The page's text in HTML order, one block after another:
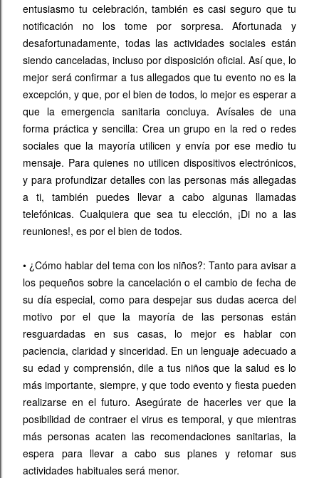
entusiasmo tu celebración, también es casi seguro que tu
notificación no los tome por sorpresa. Afortunada y
desafortunadamente, todas las actividades sociales están
siendo canceladas, incluso por disposición oficial. Así que, lo
mejor será confirmar a tus allegados que tu evento no es la
excepción, y que, por el bien de todos, lo mejor es esperar a
que la emergencia sanitaria concluya. Avísales de una
forma práctica y sencilla: Crea un grupo en la red o redes
sociales que la mayoría utilicen y envía por ese medio tu
mensaje. Para quienes no utilicen dispositivos electrónicos,
y para profundizar detalles con las personas más allegadas
a ti, también puedes llevar a cabo algunas llamadas
telefónicas. Cualquiera que sea tu elección, ¡Di no a las
reuniones!, es por el bien de todos.
• ¿Cómo hablar del tema con los niños?: Tanto para avisar a
los pequeños sobre la cancelación o el cambio de fecha de
su día especial, como para despejar sus dudas acerca del
motivo por el que la mayoría de las personas están
resguardadas en sus casas, lo mejor es hablar con
paciencia, claridad y sinceridad. En un lenguaje adecuado a
su edad y comprensión, dile a tus niños que la salud es lo
más importante, siempre, y que todo evento y fiesta pueden
realizarse en el futuro. Asegúrate de hacerles ver que la
posibilidad de contraer el virus es temporal, y que mientras
más personas acaten las recomendaciones sanitarias, la
espera para llevar a cabo sus planes y retomar sus
actividades habituales será menor.